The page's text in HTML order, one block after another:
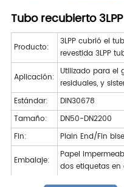
Tubo recubierto 3LPP
Producto:
3LPP cubrió el
revestida 3LPP
Aplicación:
Utilizado para el
residuales, y
Estándar:
DIN30678
Tamaño:
DN50-DN2200
Fin:
Plain End/Fin
Embalaje:
Papel
dos etiquetas